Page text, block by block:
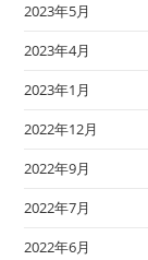
2023年5月
2023年4月
2023年1月
2022年12月
2022年9月
2022年7月
2022年6月